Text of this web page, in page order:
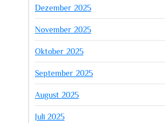
Dezember 2025
November 2025
Oktober 2025
September 2025
August 2025
Juli 2025